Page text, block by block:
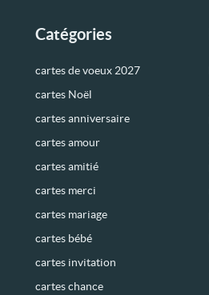
Catégories
cartes de voeux 2027
cartes Noël
cartes anniversaire
cartes amour
cartes amitié
cartes merci
cartes mariage
cartes bébé
cartes invitation
cartes chance